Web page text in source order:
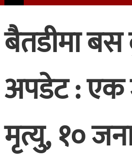
बैतडीमा बस
अपडेट : एक
मृत्यु, १०